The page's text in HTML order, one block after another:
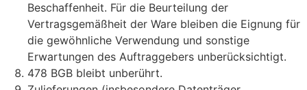
Beschaffenheit. Für die Beurteilung der
Vertragsgemäßheit der Ware bleiben die Eignung für
die gewöhnliche Verwendung und sonstige
Erwartungen des Auftraggebers unberücksichtigt.
478 BGB bleibt unberührt.